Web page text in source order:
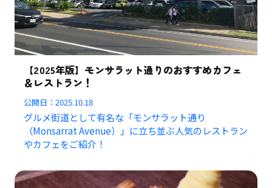
【2025年版】モンサラット通りのおすすめカフェ
＆レストラン！
公開日：2025.10.18
グルメ街道として有名な「モンサラット通り
（Monsarrat Avenue）」に立ち並ぶ人気のレストラン
やカフェをご紹介！